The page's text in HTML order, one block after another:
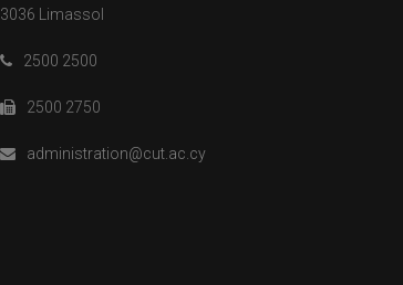
3036 Limassol
2500 2500
2500 2750
administration@cut.ac.cy